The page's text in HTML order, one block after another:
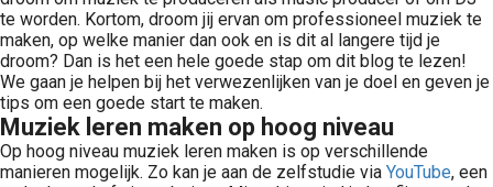
te worden. Kortom, droom jij ervan om professioneel muziek te
maken, op welke manier dan ook en is dit al langere tijd je
droom? Dan is het een hele goede stap om dit blog te lezen!
We gaan je helpen bij het verwezenlijken van je doel en geven je
tips om een goede start te maken.
Muziek leren maken op hoog niveau
Op hoog niveau muziek leren maken is op verschillende
manieren mogelijk. Zo kan je aan de zelfstudie via YouTube, een